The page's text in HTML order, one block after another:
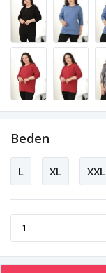
Beden
L XL XXL